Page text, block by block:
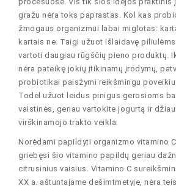
gražu nėra toks paprastas. Kol kas
žmogaus organizmui labai miglotas:
kartais ne. Taigi užuot išlaidavę
vartoti daugiau rūgščių pieno produktų.
nėra pateikę jokių įtikinamų įrodymų,
probiotikai paisžymi reikšmingu
Todėl užuot leidus pinigus gerosioms
vaistinės, geriau vartokite jogurtą ir
virškinamojo trakto veikla.
Norėdami papildyti organizmo vitamino
griebęsi šio vitamino papildų geriau
citrusinius vaisius. Vitamino C
XX a. aštuntajame dešimtmetyje, nėra